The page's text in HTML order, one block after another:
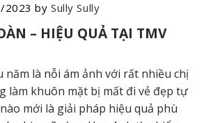
2023 bySully Sully
– HIỆU QUẢ TẠI TMV
năm là nỗi ám ảnh với rất nhiều chị
làm khuôn mặt bị mất đi vẻ đẹp tự
mới là giải pháp hiệu quả phù